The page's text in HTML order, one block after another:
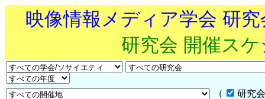
映像情報メディア学会 研
研究会 開催ス
（
研究